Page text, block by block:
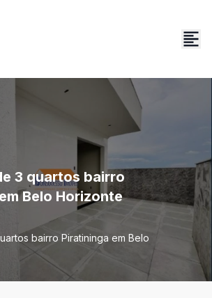
3 quartos bairro
Belo Horizonte
bairro Piratininga em Belo